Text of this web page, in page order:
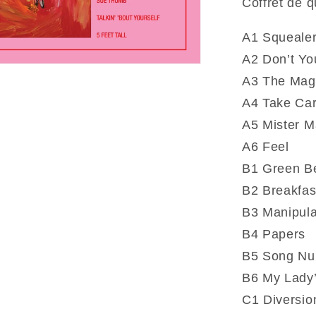
Demos
2007-
2017
(Vinyle)
A1 Squealer
A2 Don’t
A3 The
A4 Take
A5 Mister
A6 Feel
B1 Green
B2
B3
B4 Papers
B5 Song
B6 My
C1